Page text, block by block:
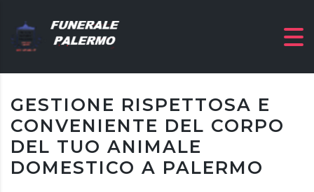
GESTIONE RISPETTOSA E
CONVENIENTE DEL CORPO
DEL TUO ANIMALE
DOMESTICO A PALERMO